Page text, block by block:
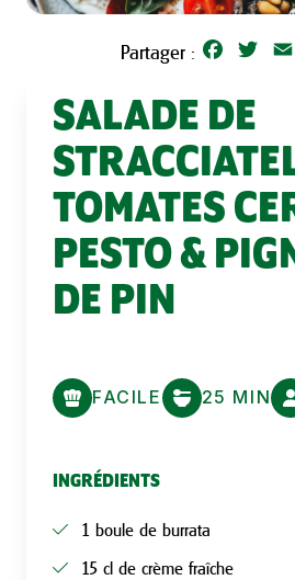
Partager : Facebook
Twitter
SALADE DE
TOMATES
PESTO &
DE PIN
FACILE 25 MIN
INGRÉDIENTS
1 boule de burrata
15 cl de crème fraîche